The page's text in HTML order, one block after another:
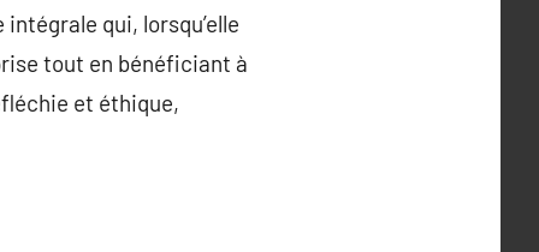
qui, lorsqu’elle
tout en bénéficiant à
et éthique,